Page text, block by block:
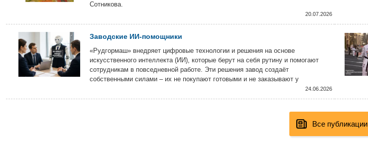
Сотникова.
20.07.2026
Заводские ИИ-помощники
«Рудгормаш» внедряет цифровые технологии и решения на основе
искусственного интеллекта (ИИ), которые берут на себя рутину и помогают
сотрудникам в повседневной работе. Эти решения завод создаёт
собственными силами – их не покупают готовыми и не заказывают у
подрядчиков, а разрабатывают на предприятии с использованием самых
передовых технологий.
24.06.2026
Все публикации